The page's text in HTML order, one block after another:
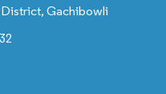
District, Gachibowli